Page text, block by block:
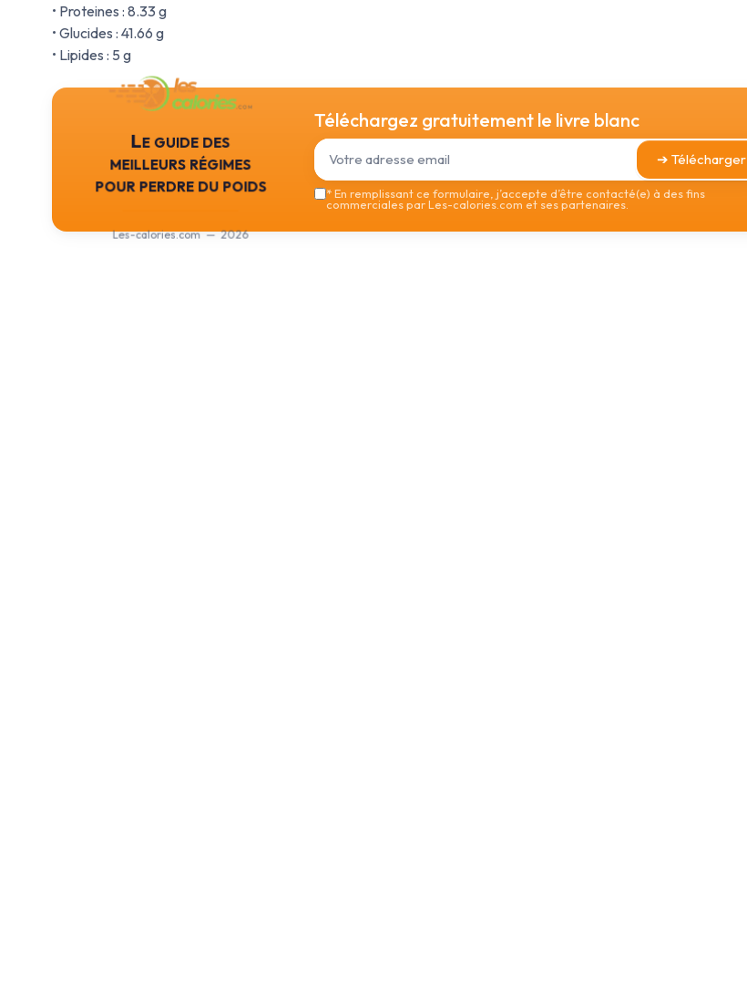
• Proteines : 8.33 g
• Glucides : 41.66 g
• Lipides : 5 g
Le guide des
meilleurs régimes
pour perdre du poids
Les-calories.com — 2026
Téléchargez gratuitement le livre blanc
➔ Télécharger
*En remplissant ce formulaire, j’accepte d’être contacté(e) à des fins
commerciales par Les-calories.com et ses partenaires.